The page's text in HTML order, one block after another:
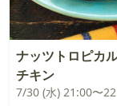
ナッツトロピカ
チキン
7/30 (水) 21:00〜